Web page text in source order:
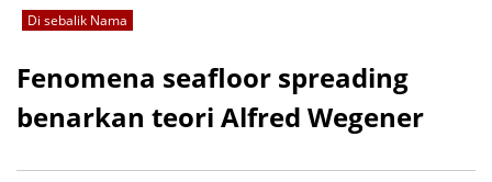
Di sebalik Nama
Fenomena seafloor spreading
benarkan teori Alfred Wegener